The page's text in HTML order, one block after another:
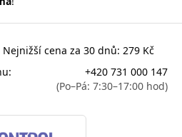
Nejnižší cena za 30 dnů: 279 Kč
+420 731 000 147
(Po–Pá: 7:30–17:00 hod)